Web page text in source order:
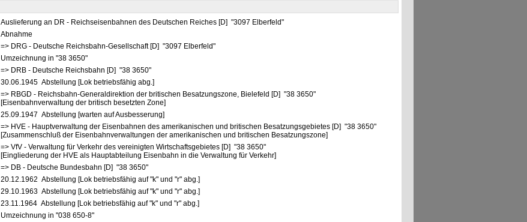
Auslieferung an DR - Reichseisenbahnen des Deutschen Reiches [D] "3097 Elberfeld"
Abnahme
=> DRG - Deutsche Reichsbahn-Gesellschaft [D] "3097 Elberfeld"
Umzeichnung in "38 3650"
=> DRB - Deutsche Reichsbahn [D] "38 3650"
30.06.1945 Abstellung [Lok betriebsfähig abg.]
=> RBGD - Reichsbahn-Generaldirektion der britischen Besatzungszone, Bielefeld [D] "38 3650"
[Eisenbahnverwaltung der britisch besetzten Zone]
25.09.1947 Abstellung [warten auf Ausbesserung]
=> HVE - Hauptverwaltung der Eisenbahnen des amerikanischen und britischen Besatzungsgebietes [D] "38 3650"
[Zusammenschluß der Eisenbahnverwaltungen der amerikanischen und britischen Besatzungszone]
=> VfV - Verwaltung für Verkehr des vereinigten Wirtschaftsgebietes [D] "38 3650"
[Eingliederung der HVE als Hauptabteilung Eisenbahn in die Verwaltung für Verkehr]
=> DB - Deutsche Bundesbahn [D] "38 3650"
20.12.1962 Abstellung [Lok betriebsfähig auf "k" und "r" abg.]
29.10.1963 Abstellung [Lok betriebsfähig auf "k" und "r" abg.]
23.11.1964 Abstellung [Lok betriebsfähig auf "k" und "r" abg.]
Umzeichnung in "038 650-8"